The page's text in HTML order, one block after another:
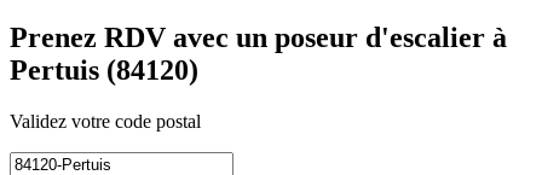
Prenez RDV avec un poseur d'escalier à
Pertuis (84120)
Validez votre code postal